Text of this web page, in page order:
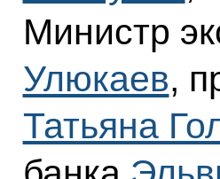
Министр
Улюкаев,
Татьяна